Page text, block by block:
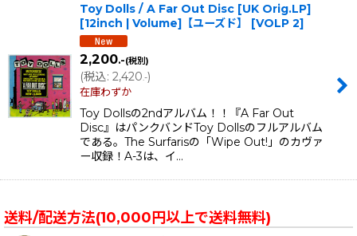
Toy Dolls / A Far Out Disc [UK Orig.LP]
[12inch | Volume]【ユーズド】
[VOLP 2]
2,200.-(税別)
(税込: 2,420.-)
在庫わずか
Toy Dollsの2ndアルバム！！『A Far Out
Disc』はパンクバンドToy Dollsのフルアルバム
である。The Surfarisの「Wipe Out!」のカヴァ
ー収録！A-3は、イ…
送料/配送方法(10,000円以上で送料無料)